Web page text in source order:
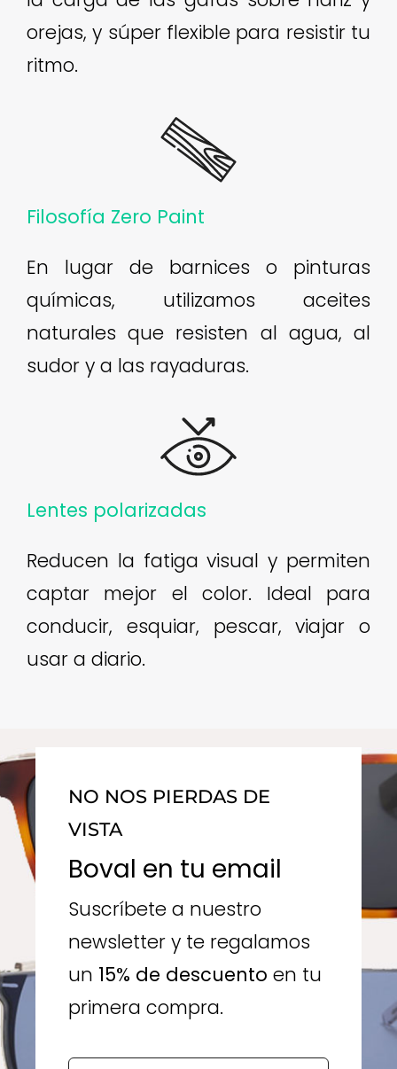
orejas, y súper flexible para resistir tu
ritmo.
Filosofía Zero Paint
En lugar de barnices o pinturas
químicas, utilizamos aceites
naturales que resisten al agua, al
sudor y a las rayaduras.
Lentes polarizadas
Reducen la fatiga visual y permiten
captar mejor el color. Ideal para
conducir, esquiar, pescar, viajar o
usar a diario.
NO NOS PIERDAS DE
VISTA
Boval en tu email
Suscríbete a nuestro
newsletter y te regalamos
un 15% de descuento en tu
primera compra.